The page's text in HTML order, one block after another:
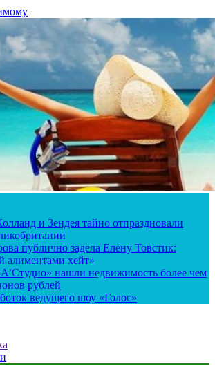
и Зендея тайно отпраздновали
публично задела Елену Товстик:
алиментами хейт»
нашли недвижимость более чем
рублей
ведущего шоу «Голос»